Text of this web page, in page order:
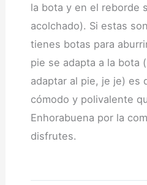
la bota y en el reborde
acolchado). Si estas
tienes botas para
pie se adapta a la bota
adaptar al pie, je je) es
cómodo y polivalente
Enhorabuena por la
disfrutes.